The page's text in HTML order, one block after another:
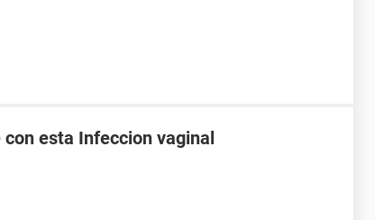
esta Infeccion vaginal